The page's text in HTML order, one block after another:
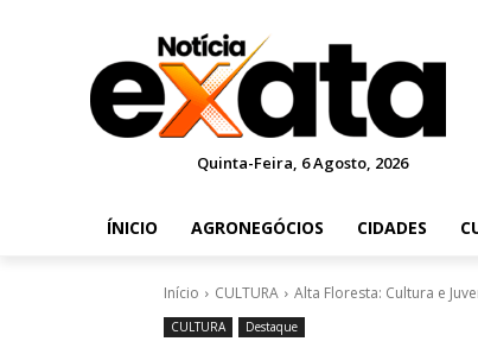
Quinta-Feira, 6 Agosto, 2026
ÍNICIO AGRONEGÓCIOS CIDADES
Início CULTURA Alta Floresta: Cultura e
CULTURA Destaque